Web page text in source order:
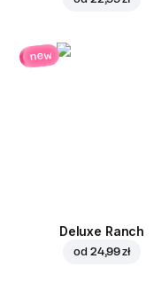
new
Deluxe Ranch
od 24,99 zł